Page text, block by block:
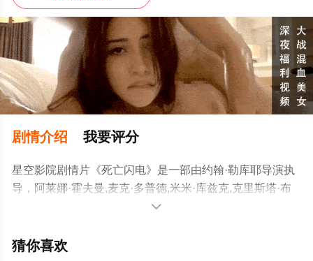
剧情介绍 我要评分
星空影院剧情片《死亡闪电》是一部由约翰·勒库耶导演执
导，阿莱娜·霍夫曼,麦克·多普德,米米·库兹克,克里斯塔·布
里吉斯,罗恩·利等演员精彩演绎的加拿大电影，手机免费观
息可移步至豆瓣电影、电视猫或剧情网等平台了解。

猜你喜欢